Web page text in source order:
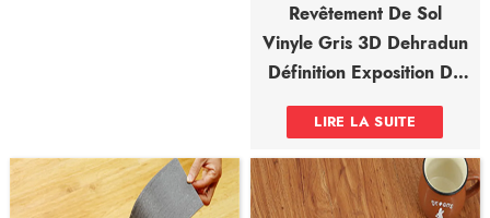
Revêtement De Sol
Vinyle Gris 3D Dehradun
Définition Exposition De
Revêtements De Sol Spc
En Égypte
LIRE LA SUITE